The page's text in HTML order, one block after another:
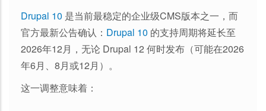
Drupal 10 是当前最稳定的企业级CMS版本之一，而
官方最新公告确认： Drupal 10 的支持周期将延长至
2026年12月，无论 Drupal 12 何时发布（可能在2026
年6月、8月或12月）。
这一调整意味着：